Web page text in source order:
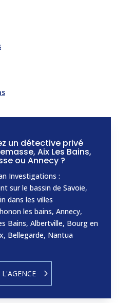
un détective privé
Aix Les Bains,
ou Annecy ?
Investigations :
sur le bassin de Savoie,
dans les villes
les bains, Annecy,
Bains, Albertville, Bourg en
Bellegarde, Nantua